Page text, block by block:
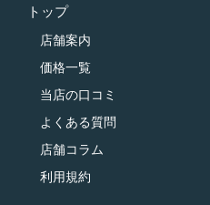
トップ
店舗案内
価格一覧
当店の口コミ
よくある質問
店舗コラム
利用規約